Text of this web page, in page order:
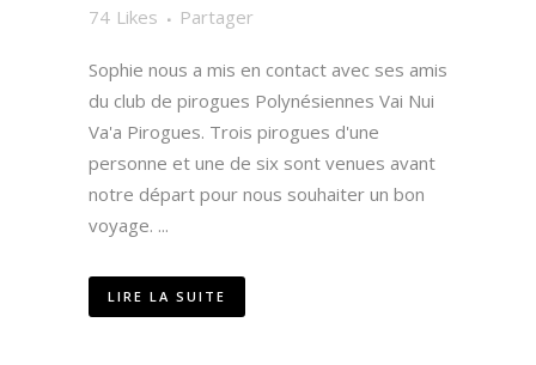
74 Likes Partager
Sophie nous a mis en contact avec ses amis
du club de pirogues Polynésiennes Vai Nui
Va'a Pirogues. Trois pirogues d'une
personne et une de six sont venues avant
notre départ pour nous souhaiter un bon
voyage. ...
LIRE LA SUITE